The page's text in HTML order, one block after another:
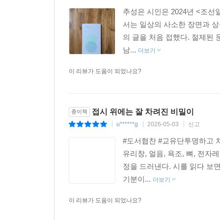
추성은 시인은 2024년 <조선
서는 일상의 사소한 장면과
의 글을 처음 접했다. 절제된
남... 더보기
이 리뷰가 도움이 되었나요?
종이책 접시 위에는 잘 차려진 비밀이
u******g 2026-05-03 신고
#도서협찬 #교유단투명하고
유리창, 얼음, 욕조, 뼈, 전자
정을 드러낸다. 시를 읽다 보
기분이... 더보기
이 리뷰가 도움이 되었나요?